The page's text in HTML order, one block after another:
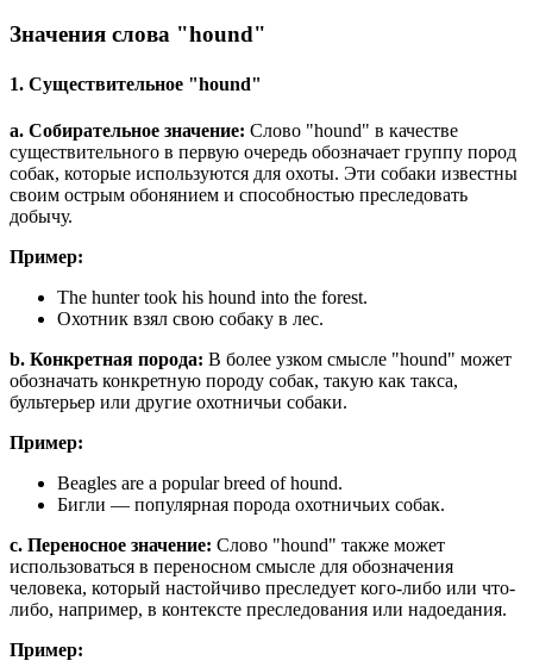
Значения слова "hound"
1. Существительное "hound"
a. Собирательное значение: Слово "hound" в качестве
существительного в первую очередь обозначает группу пород
собак, которые используются для охоты. Эти собаки известны
своим острым обонянием и способностью преследовать
добычу.
Пример:
The hunter took his hound into the forest.
Охотник взял свою собаку в лес.
b. Конкретная порода: В более узком смысле "hound" может
обозначать конкретную породу собак, такую как такса,
бультерьер или другие охотничьи собаки.
Пример:
Beagles are a popular breed of hound.
Бигли — популярная порода охотничьих собак.
c. Переносное значение: Слово "hound" также может
использоваться в переносном смысле для обозначения
человека, который настойчиво преследует кого-либо или что-
либо, например, в контексте преследования или надоедания.
Пример: